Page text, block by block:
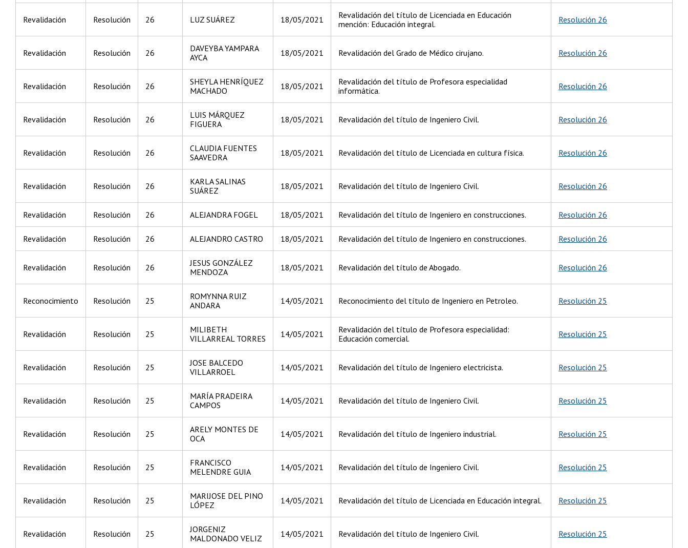
Revalidación Resolución 26 LUZ SUÁREZ 18/05/2021
Revalidación del título de Licenciada en Educación
mención: Educación integral.
Resolución 26
Revalidación Resolución 26
DAVEYBA YAMPARA
AYCA
18/05/2021 Revalidación del Grado de Médico cirujano. Resolución 26
Revalidación Resolución 26
SHEYLA HENRÍQUEZ
MACHADO
18/05/2021
Revalidación del título de Profesora especialidad
informática.
Resolución 26
Revalidación Resolución 26
LUIS MÁRQUEZ
FIGUERA
18/05/2021 Revalidación del título de Ingeniero Civil. Resolución 26
Revalidación Resolución 26
CLAUDIA FUENTES
SAAVEDRA
18/05/2021 Revalidación del título de Licenciada en cultura física. Resolución 26
Revalidación Resolución 26
KARLA SALINAS
SUÁREZ
18/05/2021 Revalidación del título de Ingeniero Civil. Resolución 26
Revalidación Resolución 26 ALEJANDRA FOGEL 18/05/2021 Revalidación del título de Ingeniero en construcciones. Resolución 26
Revalidación Resolución 26 ALEJANDRO CASTRO 18/05/2021 Revalidación del título de Ingeniero en construcciones. Resolución 26
Revalidación Resolución 26
JESUS GONZÁLEZ
MENDOZA
18/05/2021 Revalidación del título de Abogado. Resolución 26
Reconocimiento Resolución 25
ROMYNNA RUIZ
ANDARA
14/05/2021 Reconocimiento del título de Ingeniero en Petroleo. Resolución 25
Revalidación Resolución 25
MILIBETH
VILLARREAL TORRES
14/05/2021
Revalidación del título de Profesora especialidad:
Educación comercial.
Resolución 25
Revalidación Resolución 25
JOSE BALCEDO
VILLARROEL
14/05/2021 Revalidación del título de Ingeniero electricista. Resolución 25
Revalidación Resolución 25
MARÍA PRADEIRA
CAMPOS
14/05/2021 Revalidación del título de Ingeniero Civil. Resolución 25
Revalidación Resolución 25
ARELY MONTES DE
OCA
14/05/2021 Revalidación del título de Ingeniero industrial. Resolución 25
Revalidación Resolución 25
FRANCISCO
MELENDRE GUIA
14/05/2021 Revalidación del título de Ingeniero Civil. Resolución 25
Revalidación Resolución 25
MARIJOSE DEL PINO
LÓPEZ
14/05/2021 Revalidación del título de Licenciada en Educación integral. Resolución 25
Revalidación Resolución 25
JORGENIZ
MALDONADO VELIZ
14/05/2021 Revalidación del título de Ingeniero Civil. Resolución 25